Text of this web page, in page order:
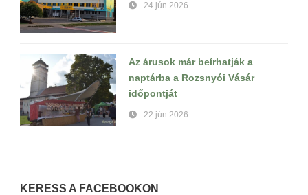
24 jún 2026
Az árusok már beírhatják a
naptárba a Rozsnyói Vásár
időpontját
22 jún 2026
KERESS A FACEBOOKON